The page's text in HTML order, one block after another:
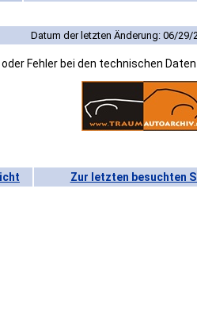
Datum der letzten Änderung: 06/29/
oder Fehler bei den technischen
Zur letzten besuchten